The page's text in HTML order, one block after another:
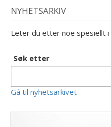
NYHETSARKIV
Leter du etter noe spesiellt i
Søk etter
Gå til nyhetsarkivet